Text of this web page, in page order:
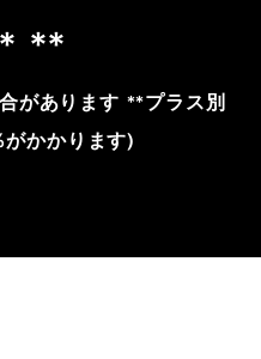
**
があります **プラス別
かかります)